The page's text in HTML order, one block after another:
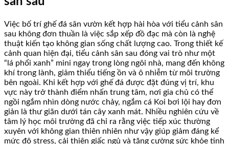
Việc bố trí ghế đá sân vườn kết hợp hài hòa với tiểu cảnh sân
sau không đơn thuần là việc sắp xếp đồ đạc mà còn là nghệ
thuật kiến tạo không gian sống chất lượng cao. Trong thiết kế
cảnh quan hiện đại, tiểu cảnh sân sau đóng vai trò như một
“lá phổi xanh” mini ngay trong lòng ngôi nhà, mang đến không
khí trong lành, giảm thiểu tiếng ồn và ô nhiễm từ môi trường
bên ngoài. Khi kết hợp với ghế đá được đặt đúng vị trí, khu
vực này trở thành điểm nhấn trung tâm, nơi gia chủ có thể
ngồi ngắm nhìn dòng nước chảy, ngắm cá Koi bơi lội hay đơn
giản là thư giãn dưới tán cây xanh mát. Nhiều nghiên cứu về
tâm lý học môi trường đã chỉ ra rằng việc tiếp xúc thường
xuyên với không gian thiên nhiên như vậy giúp giảm đáng kể
mức độ stress, cải thiện giấc ngủ và tăng cường sức khỏe tinh